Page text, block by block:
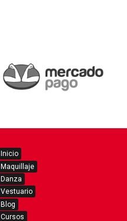
Inicio
Maquillaje
Danza
Vestuario
Blog
Cursos